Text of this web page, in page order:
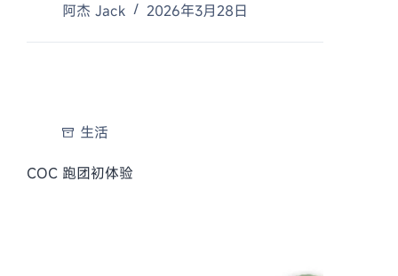
阿杰 Jack 2026年3月28日
生活
COC 跑团初体验